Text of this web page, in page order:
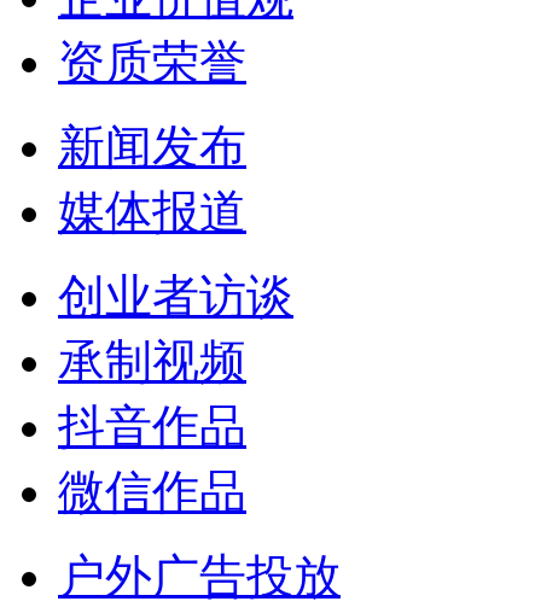
资质荣誉
新闻发布
媒体报道
创业者访谈
承制视频
抖音作品
微信作品
户外广告投放